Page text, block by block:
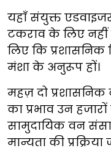
यहाँ संयुक्त
टकराव के लिए
लिए कि प्रशासनिक
मंशा के अनुरूप हों।
महज़ दो प्रशासनिक
का प्रभाव उन
सामुदायिक वन
मान्यता की प्रक्रिया